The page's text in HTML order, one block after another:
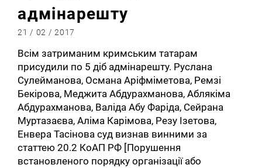
адмінарешту
21 / 02 / 2017
Всім затриманим кримським татарам
присудили по 5 діб адмінарешту. Руслана
Сулейманова, Османа Аріфміметова, Ремзі
Бекірова, Меджита Абдурахманова, Аблякіма
Абдурахманова, Валіда Абу Фаріда, Сейрана
Муртазаєва, Аліма Карімова, Резу Ізетова,
Енвера Тасінова суд визнав винними за
статтею 20.2 КоАП РФ [Порушення
встановленого порядку організації або